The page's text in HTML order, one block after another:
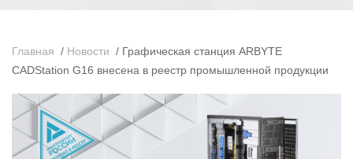
Главная / Новости / Графическая станция ARBYTE
CADStation G16 внесена в реестр промышленной продукции